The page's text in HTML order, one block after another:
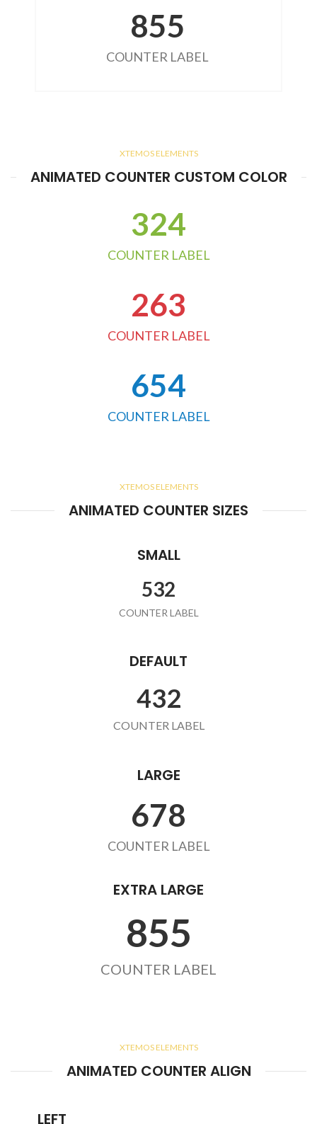
855
COUNTER LABEL
XTEMOS ELEMENTS
ANIMATED COUNTER CUSTOM COLOR
324
COUNTER LABEL
263
COUNTER LABEL
654
COUNTER LABEL
XTEMOS ELEMENTS
ANIMATED COUNTER SIZES
SMALL
532
COUNTER LABEL
DEFAULT
432
COUNTER LABEL
LARGE
678
COUNTER LABEL
EXTRA LARGE
855
COUNTER LABEL
XTEMOS ELEMENTS
ANIMATED COUNTER ALIGN
LEFT